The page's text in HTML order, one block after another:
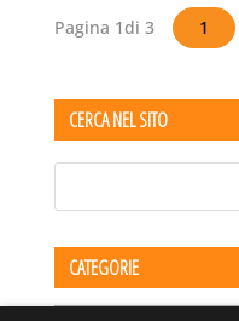
Pagina 1di 3 1
CERCA NEL SITO
CATEGORIE